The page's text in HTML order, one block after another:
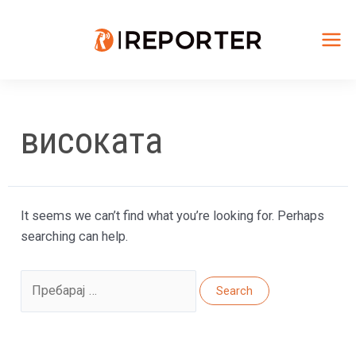
високата
It seems we can’t find what you’re looking for. Perhaps
searching can help.